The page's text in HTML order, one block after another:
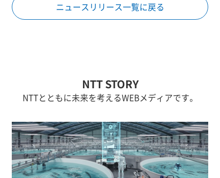
ニュースリリース一覧に戻る
NTT STORY
NTTとともに未来を考えるWEBメディアです。